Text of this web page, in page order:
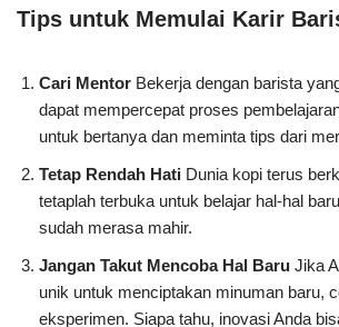
Tips untuk Memulai Karir
Cari Mentor Bekerja dengan barista
dapat mempercepat proses
untuk bertanya dan meminta tips dari
Tetap Rendah Hati Dunia kopi terus
tetaplah terbuka untuk belajar hal-hal
sudah merasa mahir.
Jangan Takut Mencoba Hal Baru Jika
unik untuk menciptakan minuman baru,
eksperimen. Siapa tahu, inovasi Anda